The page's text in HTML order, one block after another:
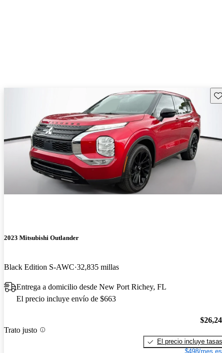
2023 Mitsubishi Outlander
Black Edition S-AWC 32,835 millas
Entrega a domicilio desde New Port Richey, FL
El precio incluye envío de $663
Trato justo
El precio incluye tasas
$498/mes